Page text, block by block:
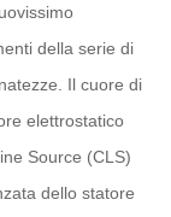
della serie di
Il cuore di
elettrostatico
Source (CLS)
dello statore